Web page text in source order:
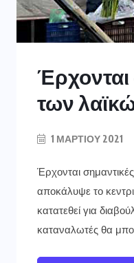
Έρχονται
των
1 ΜΑΡΤΊΟΥ 2021
Έρχονται
αποκάλυψε το
κατατεθεί για
καταναλωτές θα